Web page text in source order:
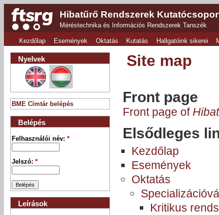
Hibatűrő Rendszerek
Méréstechnika és Információs Rendszerek Tanszék
Kezdőlap Események Oktatás Kutatás Hallgatóink sikerei
Site map
Front page
Front page of
Elsődleges
Kezdőlap
Események
Oktatás
Kritikus
Nyelvek
BME Címtár belépés
Belépés
Felhasználói név:*
Jelszó:*
Leírások